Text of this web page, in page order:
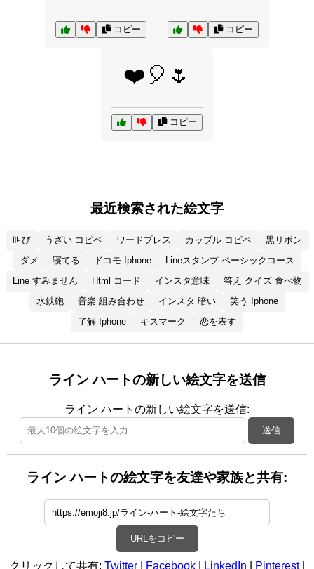
コピー コピー
❤️🎈🌷
コピー
最近検索された絵文字
叫び うざい コピペ ワードプレス カップル コピペ
黒リボン
ダメ
寝てる ドコモ Iphone
Lineスタンプ ベーシックコース
Line すみません
Html コード インスタ意味
答え クイズ 食べ物
水鉄砲
音楽 組み合わせ インスタ 暗い
笑う Iphone
了解 Iphone
キスマーク 恋を表す
ライン ハートの新しい絵文字を送信
ライン ハートの新しい絵文字を送信:
送信
ライン ハートの絵文字を友達や家族と共有:
URLをコピー
クリックして共有: Twitter Facebook LinkedIn Pinterest|